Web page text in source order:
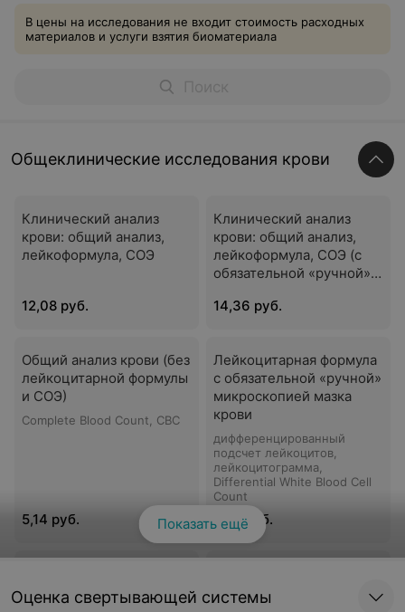
В цены на исследования не входит стоимость расходных
материалов и услуги взятия биоматериала
Общеклинические исследования крови
Клинический анализ
крови: общий анализ,
лейкоформула, СОЭ
12,08 руб.
Клинический анализ
крови: общий анализ,
лейкоформула, СОЭ (с
обязательной «ручной»
14,36 руб.
Общий анализ крови (без
лейкоцитарной формулы
и СОЭ)
Complete Blood Count, CBC
5,14 руб.
Лейкоцитарная формула
с обязательной «ручной»
микроскопией мазка
крови
дифференцированный
подсчет лейкоцитов,
лейкоцитограмма,
Differential White Blood Cell
Count
7,03 руб.
Скорость Оседания
Показать ещё
Оценка свертывающей системы